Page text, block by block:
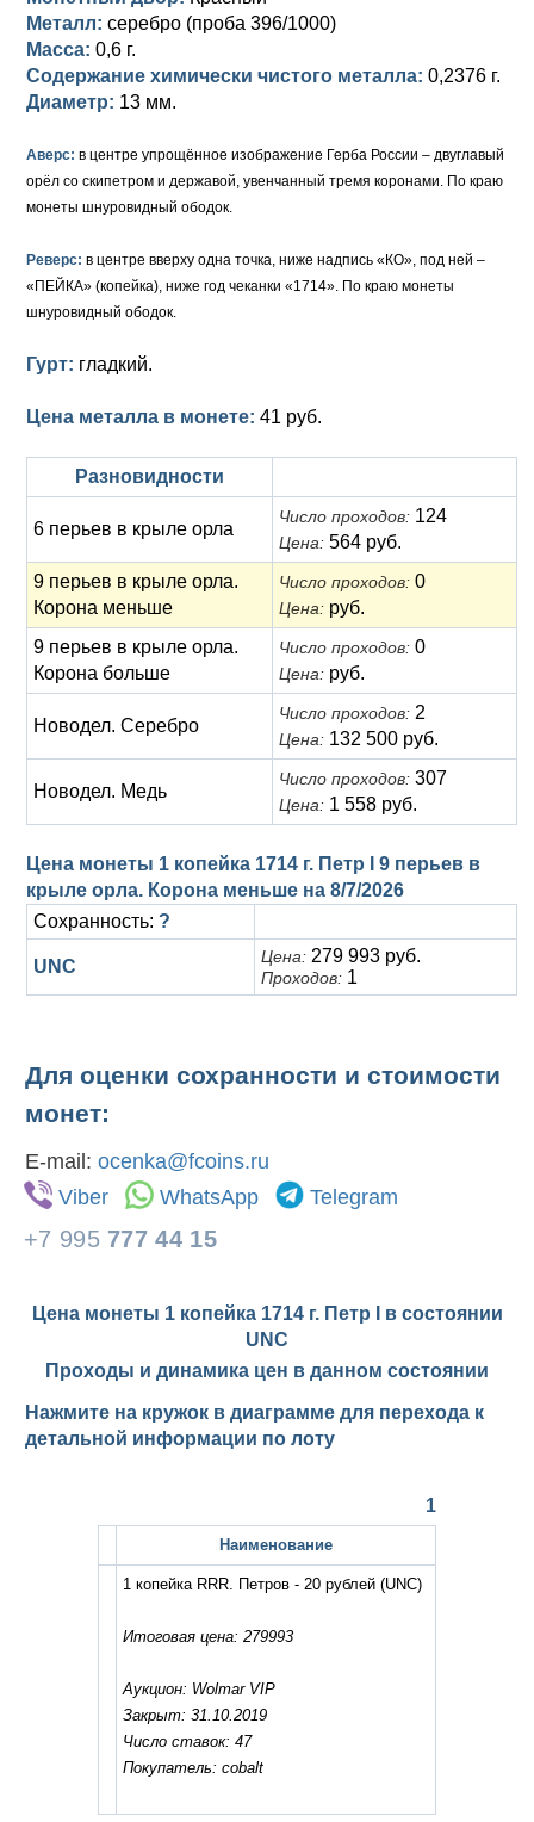
Русско-Польские
Для Польши
Для Грузии
Для Польши
Серебро
Медь
Для Молдавии и Валахии
Елизавета I (1741-1762)
Золото
Медь
Ливонезы
Иоанн Антонович (1740-1741)
Петр II (1727-1730)
Петр I (1682-1725)
Для Речи Посполитой
Металл: серебро (проба 396/1000)
Масса: 0,6 г.
Содержание химически чистого металла: 0,2376 г.
Диаметр: 13 мм.
Аверс: в центре упрощённое изображение Герба России – двуглавый
орёл со скипетром и державой, увенчанный тремя коронами. По краю
монеты шнуровидный ободок.
Реверс: в центре вверху одна точка, ниже надпись «КО», под ней –
«ПЕЙКА» (копейка), ниже год чеканки «1714». По краю монеты
шнуровидный ободок.
Гурт: гладкий.
Цена металла в монете: 41 руб.
Разновидности
6 перьев в крыле орла
Число проходов: 124
Цена: 564 руб.
9 перьев в крыле орла.
Корона меньше
Число проходов: 0
Цена: руб.
9 перьев в крыле орла.
Корона больше
Число проходов: 0
Цена: руб.
Новодел. Серебро
Число проходов: 2
Цена: 132 500 руб.
Новодел. Медь
Число проходов: 307
Цена: 1 558 руб.
Цена монеты 1 копейка 1714 г. Петр I 9 перьев в
крыле орла. Корона меньше на 8/7/2026
Сохранность: ?
UNC Цена: 279 993 руб.
Проходов: 1
Для оценки сохранности и стоимости
монет:
E-mail: ocenka@fcoins.ru
Viber
WhatsApp Telegram
+7 995 777 44 15
Цена монеты 1 копейка 1714 г. Петр I в состоянии
UNC
Проходы и динамика цен в данном состоянии
Нажмите на кружок в диаграмме для перехода к
детальной информации по лоту
1
Наименование
1 копейка RRR. Петров - 20 рублей (UNC)
Итоговая цена: 279993
Аукцион: Wolmar VIP
Закрыт: 31.10.2019
Число ставок: 47
Покупатель: cobalt